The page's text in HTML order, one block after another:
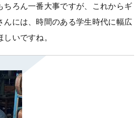
ちろん一番大事ですが、これからギ
んには、時間のある学生時代に幅広
いですね。